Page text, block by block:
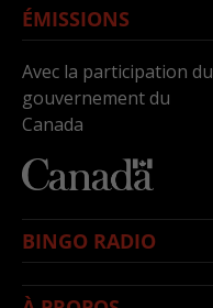
ÉMISSIONS
Avec la participation du
gouvernement du
Canada
BINGO RADIO